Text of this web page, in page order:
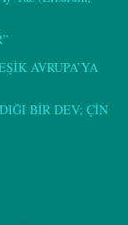
AVRUPA’YA
BİR DEV; ÇİN